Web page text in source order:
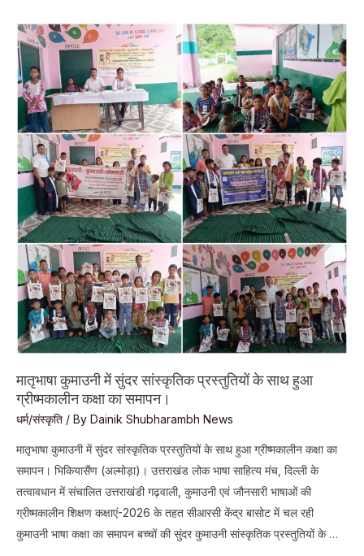
राजकीय
महाविद्यालय
शीतलाखेत
में
“भारतीय
ज्ञान
संस्कृति
तथा
नशा
मुक्त
युवा”
विषय
पर
जागरुकता
कार्यक्रम
आयोजित।
मातृभाषा कुमाउनी में सुंदर सांस्कृतिक प्रस्तुतियों के साथ हुआ
ग्रीष्मकालीन कक्षा का समापन।
धर्म/संस्कृति / By Dainik Shubharambh News
मातृभाषा कुमाउनी में सुंदर सांस्कृतिक प्रस्तुतियों के साथ हुआ ग्रीष्मकालीन कक्षा का
समापन। भिकियासैंण (अल्मोड़ा)। उत्तराखंड लोक भाषा साहित्य मंच, दिल्ली के
तत्वावधान में संचालित उत्तराखंडी गढ़वाली, कुमाउनी एवं जौनसारी भाषाओं की
ग्रीष्मकालीन शिक्षण कक्षाएं-2026 के तहत सीआरसी केंद्र बासोट में चल रही
कुमाउनी भाषा कक्षा का समापन बच्चों की सुंदर कुमाउनी सांस्कृतिक प्रस्तुतियों के …